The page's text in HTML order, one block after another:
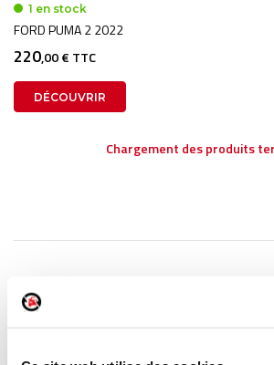
1 en stock
FORD PUMA 2 2022
220,00 € TTC
DÉCOUVRIR
Chargement des produits
VOUS N'AVEZ PAS
QU'IL VOUS